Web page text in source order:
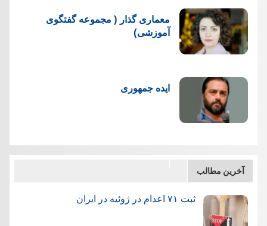
معماری گذار ( مجموعه گفتگوی
آموزشی)
ایده جمهوری
آخرین مطالب
ثبت ۷۱ اعدام در ژوئيه در ایران